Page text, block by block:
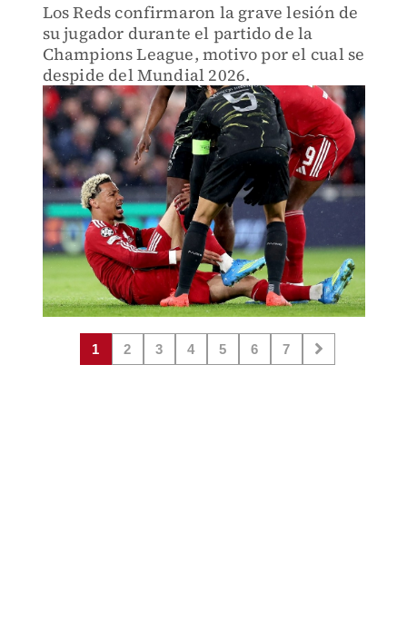
Los Reds confirmaron la grave lesión de
su jugador durante el partido de la
Champions League, motivo por el cual se
despide del Mundial 2026.
1 2 3 4 5 6 7